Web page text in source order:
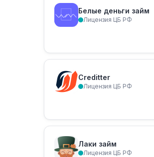
Белые деньги займ
Лицензия ЦБ РФ
Creditter
Лицензия ЦБ РФ
Лаки займ
Лицензия ЦБ РФ